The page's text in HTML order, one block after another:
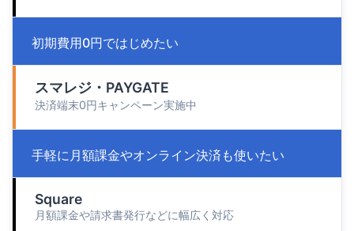
初期費用0円ではじめたい
スマレジ・PAYGATE
決済端末0円キャンペーン実施中
手軽に月額課金やオンライン決済も使いたい
Square
月額課金や請求書発行などに幅広く対応